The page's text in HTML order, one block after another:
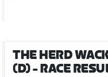
THE HERD
(D)- RACE